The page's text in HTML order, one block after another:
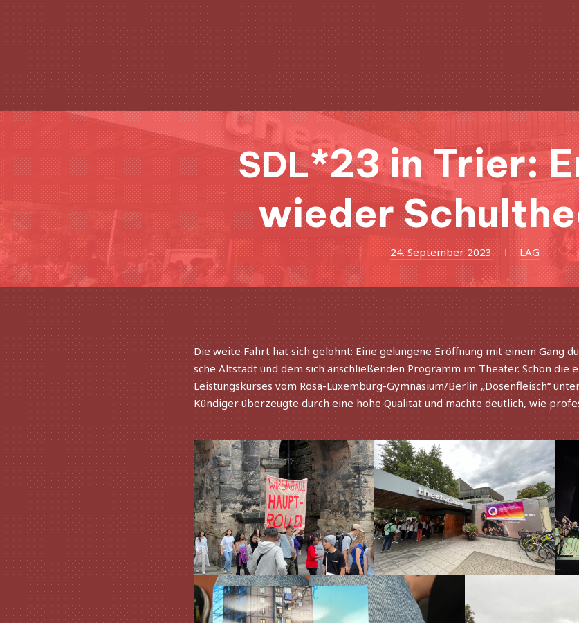
SDL*23 in Trier:
wieder
24. September 202324.
September
2023
LAG
Die weite Fahrt hat sich gelohnt: Eine gelun­gene Eröffnung mit einem Gang
sche Altstadt und dem sich anschlie­ßen­den Programm im Theater. Schon die
Leistungskurses vom Rosa-Luxemburg-Gymnasium/Berlin „Dosenfleisch“
Kündiger über­zeugte durch eine hohe Qualität und machte deut­lich, wie